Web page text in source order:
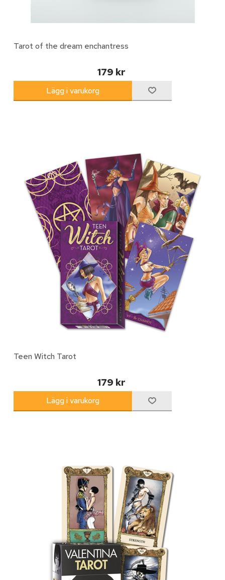
Tarot of the dream enchantress
179 kr
Teen Witch Tarot
179 kr